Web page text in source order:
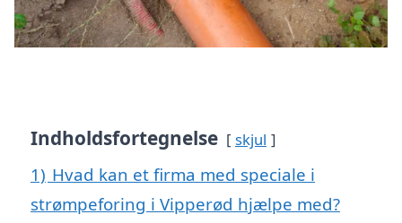
Indholdsfortegnelse skjul
1) Hvad kan et firma med speciale i
strømpeforing i Vipperød hjælpe med?